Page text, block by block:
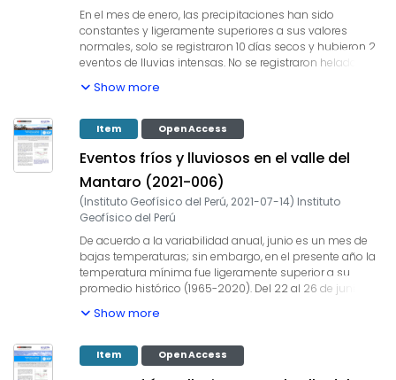
En el mes de enero, las precipitaciones han sido
constantes y ligeramente superiores a sus valores
normales, solo se registraron 10 días secos y hubieron 2
eventos de lluvias intensas. No se registraron heladas y
mínimas en enero fueron ligeramente cálidas.
Show more
Item Open Access
Eventos fríos y lluviosos en el valle del
Mantaro (2021-006)
(Instituto Geofísico del Perú, 2021-07-14) Instituto
Geofísico del Perú
De acuerdo a la variabilidad anual, junio es un mes de
bajas temperaturas; sin embargo, en el presente año la
temperatura mínima fue ligeramente superior a su
promedio histórico (1965-2020). Del 22 al 26 de junio se
heladas en gran parte del valle. Se registraron lluvias
en otras zonas del valle estas han sido prácticamente
nulas.
Show more
Item Open Access